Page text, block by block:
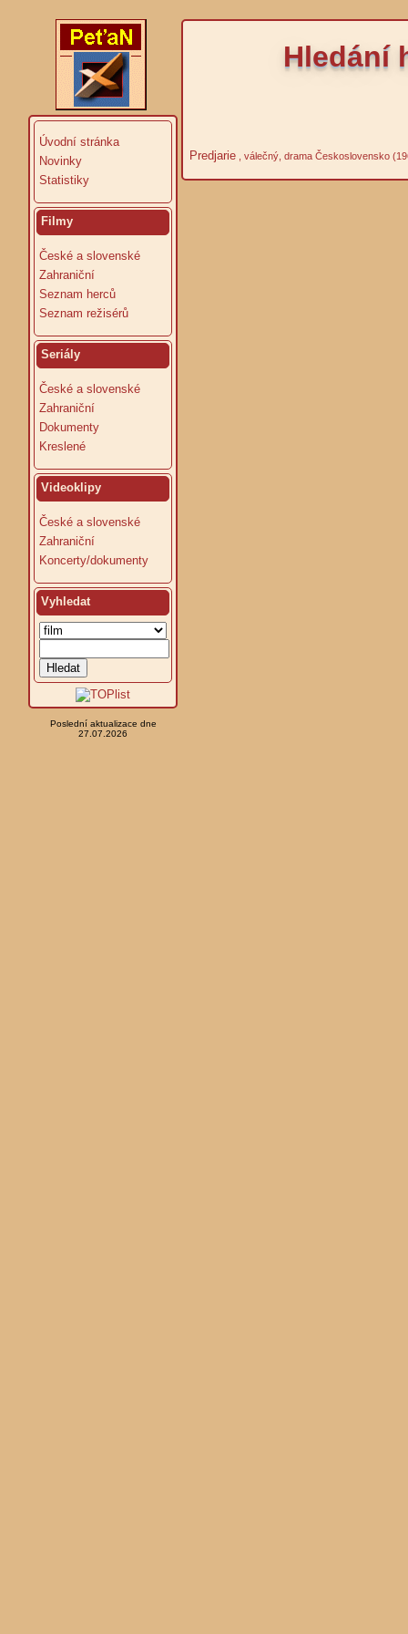
Úvodní stránka
Novinky
Statistiky
Filmy
České a slovenské
Zahraniční
Seznam herců
Seznam režisérů
Seriály
České a slovenské
Zahraniční
Dokumenty
Kreslené
Videoklipy
České a slovenské
Zahraniční
Koncerty/dokumenty
Vyhledat
Poslední aktualizace dne
27.07.2026
Hledání
Predjarie , válečný, drama Československo